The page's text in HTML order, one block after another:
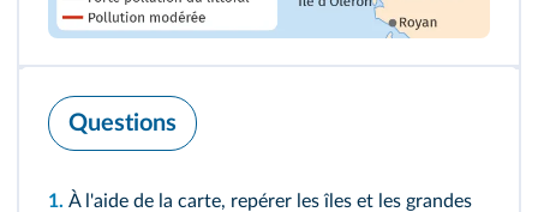
Questions
1. À l'aide de la carte, repérer les îles et les grandes